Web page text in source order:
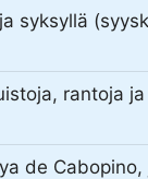
syksyllä
rantoja
de Cabopino,